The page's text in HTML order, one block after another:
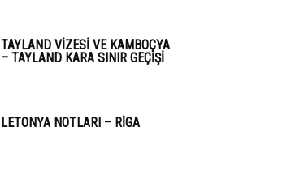
TAYLAND VIZESI VE KAMBOÇYA
– TAYLAND KARA SINIR GEÇIŞI
LETONYA NOTLARI – RIGA